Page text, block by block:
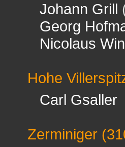
Johann Grill
Georg
Nicolaus
Hohe
Carl Gsaller
Zerminiger